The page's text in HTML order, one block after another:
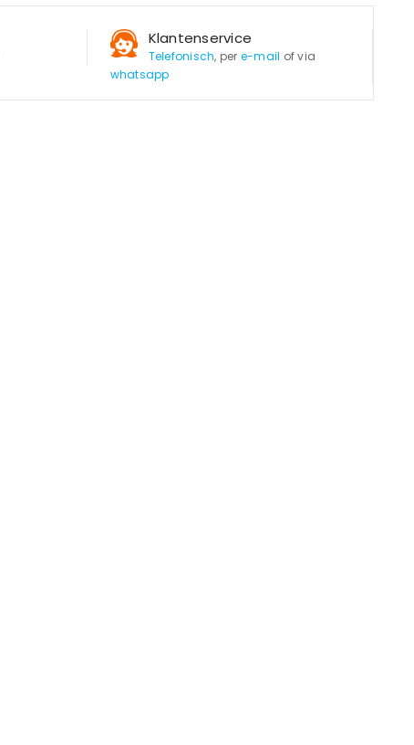
Klantenservice
Telefonisch, per e-mail of via
whatsapp